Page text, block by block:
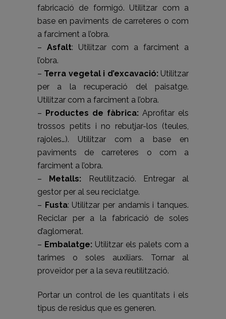
fabricació de formigó. Utilitzar com a
base en paviments de carreteres o com
a farciment a l’obra.
– Asfalt: Utilitzar com a farciment a
l’obra.
– Terra vegetal i d’excavació:Utilitzar
per a la recuperació del paisatge.
Utilitzar com a farciment a l’obra.
– Productes de fàbrica: Aprofitar els
trossos petits i no rebutjar-los (teules,
rajoles…). Utilitzar com a base en
paviments de carreteres o com a
farciment a l’obra.
– Metalls: Reutilització. Entregar al
gestor per al seu reciclatge.
– Fusta: Utilitzar per andamis i tanques.
Reciclar per a la fabricació de soles
d’aglomerat.
– Embalatge: Utilitzar els palets com a
tarimes o soles auxiliars. Tornar al
proveïdor per a la seva reutilització.
Portar un control de les quantitats i els
tipus de residus que es generen.